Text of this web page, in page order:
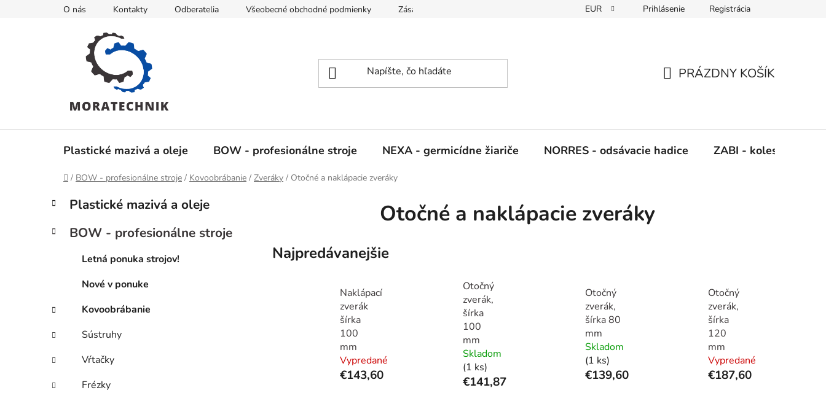
O nás Kontakty Odberatelia Všeobecné obchodné podmienky Zásady ochrany osobných údajov Napíšte nám
EUR Prihlásenie Registrácia
PRÁZDNY KOŠÍK
Plastické mazivá a oleje BOW - profesionálne stroje NEXA - germicídne žiariče NORRES - odsávacie hadice ZABI - kolesá,
Domov
/ BOW - profesionálne stroje / Kovoobrábanie / Zveráky / Otočné a naklápacie zveráky
B
č
n
l
Preskočiť
kategórie
K
a
e
e
Plastické mazivá a oleje
BOW - profesionálne stroje
Letná ponuka strojov!
Nové v ponuke
Kovoobrábanie
Sústruhy
Vŕtačky
Frézky
Otočné a naklápacie zveráky
Najpredávanejšie
Naklápací
zverák
šírka
100
mm
Vypredané
€143,60
Otočný
zverák,
šírka
100
mm
Skladom
(1 ks)
€141,87
Otočný
zverák,
šírka 80
mm
Skladom
(1 ks)
€139,60
Otočný
zverák,
šírka
120
mm
Vypredané
€187,60